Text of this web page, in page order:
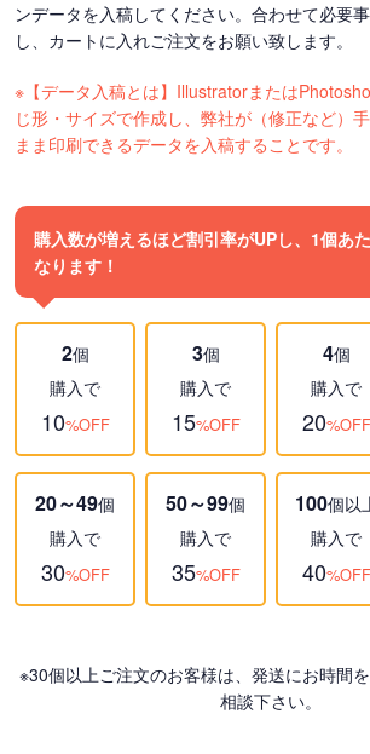
ンデータを入稿してください。合わせて必要
し、カートに入れご注文をお願い致します。
※【データ入稿とは】Illustratorまたは
じ形・サイズで作成し、弊社が（修正など）
まま印刷できるデータを入稿することです。
購入数が増えるほど割引率がUPし、1個あ
なります！
2個
購入で
10%OFF
3個
購入で
15%OFF
4個
購入で
20%OFF
20～49個
購入で
30%OFF
50～99個
購入で
35%OFF
100個以
購入で
40%OFF
※30個以上ご注文のお客様は、発送にお時間
相談下さい。